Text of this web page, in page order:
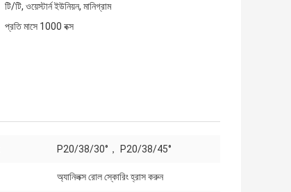
টি/টি, ওয়েস্টার্ন ইউনিয়ন, মানিগ্রাম
প্রতি মাসে 1000 বক্স
P20/38/30°， P20/38/45°
অ্যানিলক্স রোল স্কোরিং হ্রাস করুন